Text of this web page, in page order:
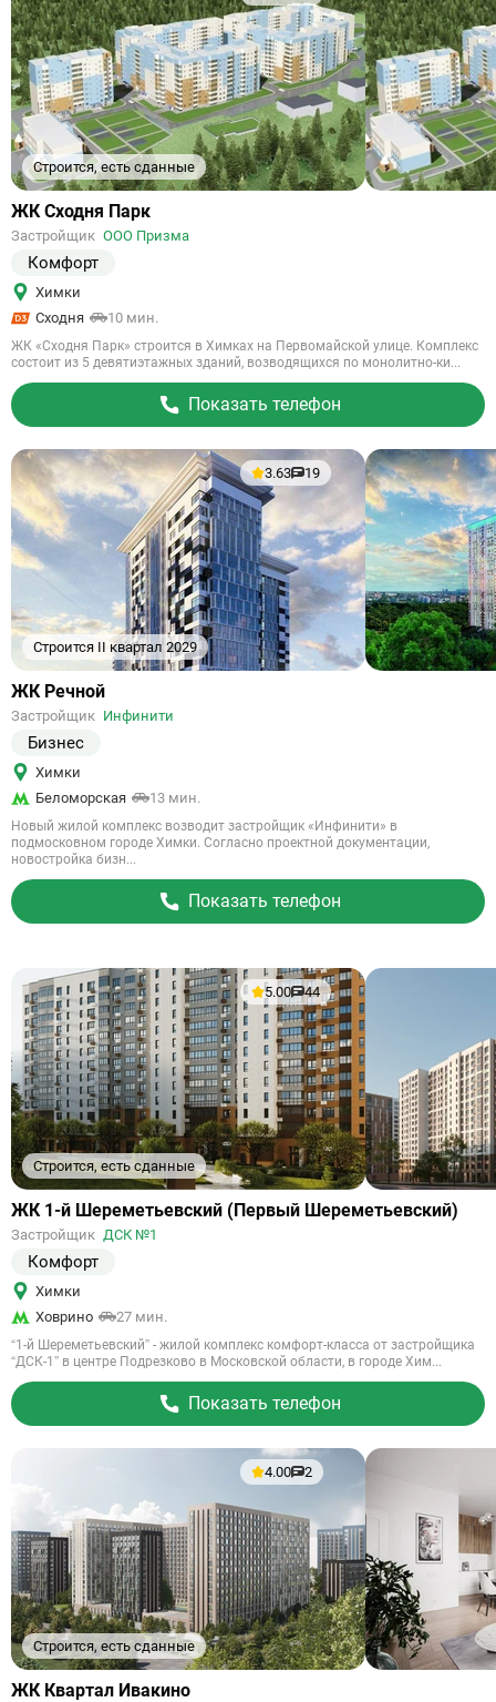
Строится, есть сданные
Ссылка
объект
ЖК Сходня Парк
Застройщик ООО Призма
Комфорт
Химки
Сходня
10 мин.
ЖК «Сходня Парк» строится в Химках на Первомайской улице. Комплекс
состоит из 5 девятиэтажных зданий, возводящихся по монолитно-ки...
Показать телефон
Строится II квартал 2029
3.63 19
Ссылка
объект
ЖК Речной
Застройщик Инфинити
Бизнес
Химки
Беломорская
13 мин.
Новый жилой комплекс возводит застройщик «Инфинити» в
подмосковном городе Химки. Согласно проектной документации,
новостройка бизн...
Показать телефон
Строится, есть сданные
5.00 44
Ссылка
объект
ЖК 1-й Шереметьевский (Первый Шереметьевский)
Застройщик ДСК №1
Комфорт
Химки
Ховрино
27 мин.
“1-й Шереметьевский” - жилой комплекс комфорт-класса от застройщика
“ДСК-1” в центре Подрезково в Московской области, в городе Хим...
Показать телефон
Строится, есть сданные
4.00 2
Ссылка
ЖК Квартал Ивакино